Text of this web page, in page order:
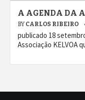
A AGENDA DA
BY CARLOS RIBEIRO
publicado 18
Associação KELVOA